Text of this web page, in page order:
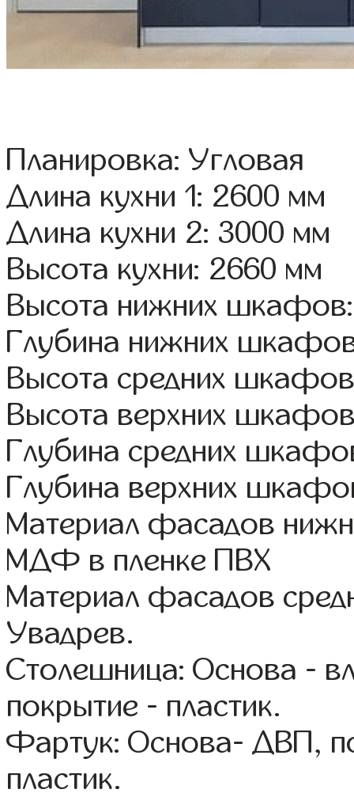
Планировка: Угловая
Длина кухни 1: 2600 мм
Длина кухни 2: 3000 мм
Высота кухни: 2660 мм
Высота нижних
Глубина нижних
Высота средних
Высота верхних
Глубина средних
Глубина верхних
Материал фасадов
МДФ в пленке ПВХ
Материал фасадов
Увадрев.
Столешница: Основа -
покрытие - пластик.
Фартук: Основа- ДВП,
пластик.